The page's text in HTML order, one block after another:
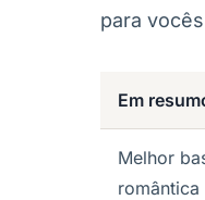
para
Em
Melhor
romântica